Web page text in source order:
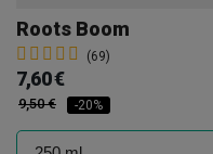
Roots Boom
(69)
7,60 €
9,50 € -20%